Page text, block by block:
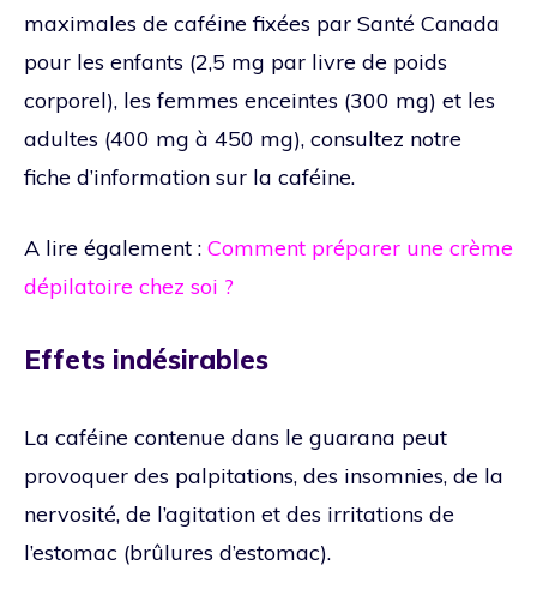
maximales de caféine fixées par Santé Canada
pour les enfants (2,5 mg par livre de poids
corporel), les femmes enceintes (300 mg) et les
adultes (400 mg à 450 mg), consultez notre
fiche d’information sur la caféine.
A lire également : Comment préparer une crème
dépilatoire chez soi ?
Effets indésirables
La caféine contenue dans le guarana peut
provoquer des palpitations, des insomnies, de la
nervosité, de l’agitation et des irritations de
l’estomac (brûlures d’estomac).